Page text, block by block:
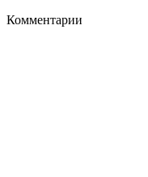
Комментарии